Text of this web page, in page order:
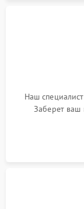
Наш
Заберет ваш